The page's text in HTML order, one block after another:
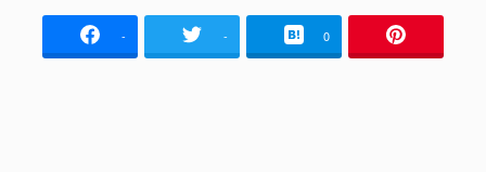
者
- - 0